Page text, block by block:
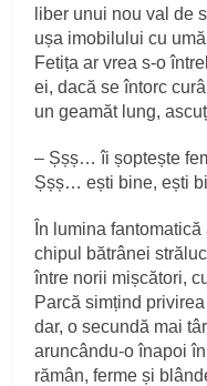
liber unui nou val de
ușa imobilului cu
Fetița ar vrea s‑o
ei, dacă se întorc
un geamăt lung,
– Șșș… îi șoptește
Șșș… ești bine, ești
În lumina
chipul bătrânei
între norii mișcători,
Parcă simțind
dar, o secundă mai
aruncându‑o înapoi
rămân, ferme și